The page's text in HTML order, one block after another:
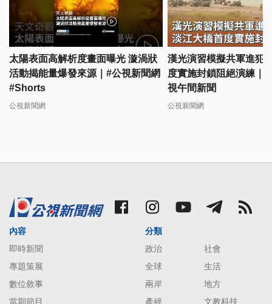
太陽表面高解析度畫面曝光 漩渦狀
活動揭能量爆發來源｜#公視新聞網
#Shorts
公視新聞網
漢光演習模擬共軍進犯
度實施封鎖阻絕演練｜
視午間新聞
公視新聞網
內容
即時新聞
專題策展
數位敘事
當期節目
分類
政治
社會
全球
生活
兩岸
地方
產經
文教科技